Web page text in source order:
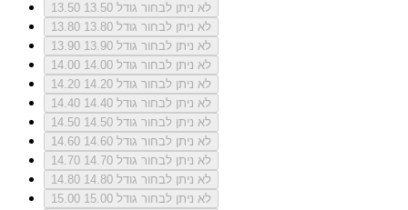
13.50
לא ניתן לבחור גודל 13.50
13.80
לא ניתן לבחור גודל 13.80
13.90
לא ניתן לבחור גודל 13.90
14.00
לא ניתן לבחור גודל 14.00
14.20
לא ניתן לבחור גודל 14.20
14.40
לא ניתן לבחור גודל 14.40
14.50
לא ניתן לבחור גודל 14.50
14.60
לא ניתן לבחור גודל 14.60
14.70
לא ניתן לבחור גודל 14.70
14.80
לא ניתן לבחור גודל 14.80
15.00
לא ניתן לבחור גודל 15.00